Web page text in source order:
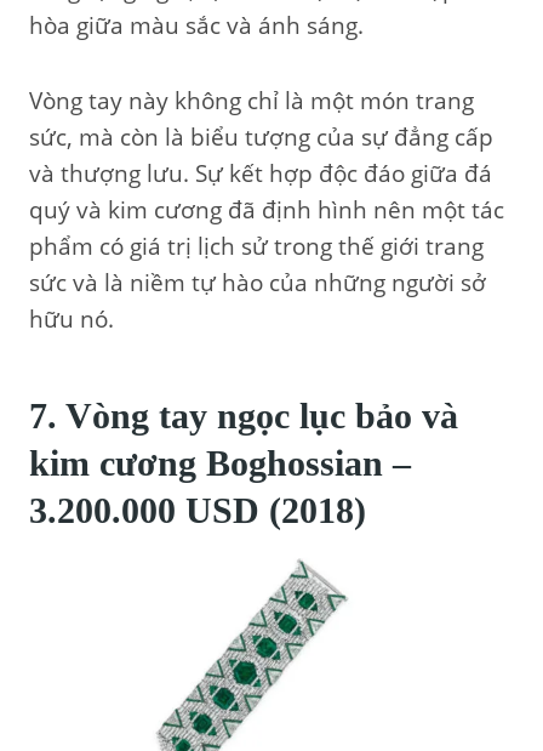
hòa giữa màu sắc và ánh sáng.
Vòng tay này không chỉ là một món trang
sức, mà còn là biểu tượng của sự đẳng cấp
và thượng lưu. Sự kết hợp độc đáo giữa đá
quý và kim cương đã định hình nên một tác
phẩm có giá trị lịch sử trong thế giới trang
sức và là niềm tự hào của những người sở
hữu nó.
7. Vòng tay ngọc lục bảo và
kim cương Boghossian –
3.200.000 USD (2018)